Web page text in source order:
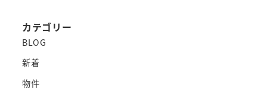
カテゴリー
BLOG
新着
物件